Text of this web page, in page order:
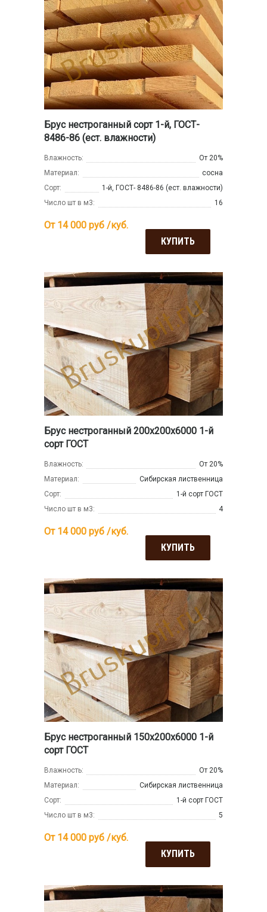
Брус нестроганный сорт 1-й, ГОСТ-
8486-86 (ест. влажности)
Влажность:
От 20%
Материал:
сосна
Сорт:
1-й, ГОСТ- 8486-86 (ест. влажности)
Число шт в м3:
16
От 14 000 руб /куб.
КУПИТЬ
Брус нестроганный 200x200x6000 1-й
сорт ГОСТ
Влажность:
От 20%
Материал:
Сибирская лиственница
Сорт:
1-й сорт ГОСТ
Число шт в м3:
4
От 14 000 руб /куб.
КУПИТЬ
Брус нестроганный 150x200x6000 1-й
сорт ГОСТ
Влажность:
От 20%
Материал:
Сибирская лиственница
Сорт:
1-й сорт ГОСТ
Число шт в м3:
5
От 14 000 руб /куб.
КУПИТЬ